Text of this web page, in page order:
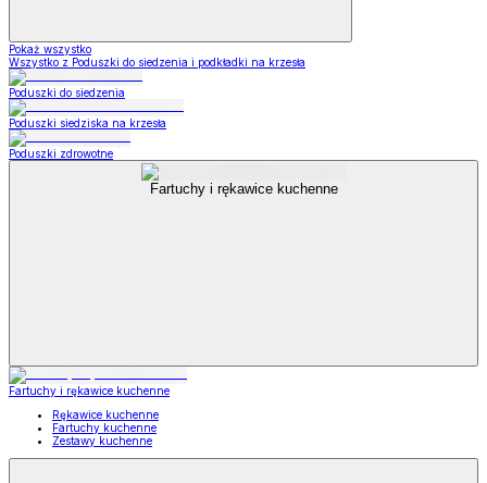
Pokaż wszystko
Wszystko z Poduszki do siedzenia i podkładki na krzesła
Poduszki do siedzenia
Poduszki siedziska na krzesła
Poduszki zdrowotne
Fartuchy i rękawice kuchenne
Fartuchy i rękawice kuchenne
Rękawice kuchenne
Fartuchy kuchenne
Zestawy kuchenne